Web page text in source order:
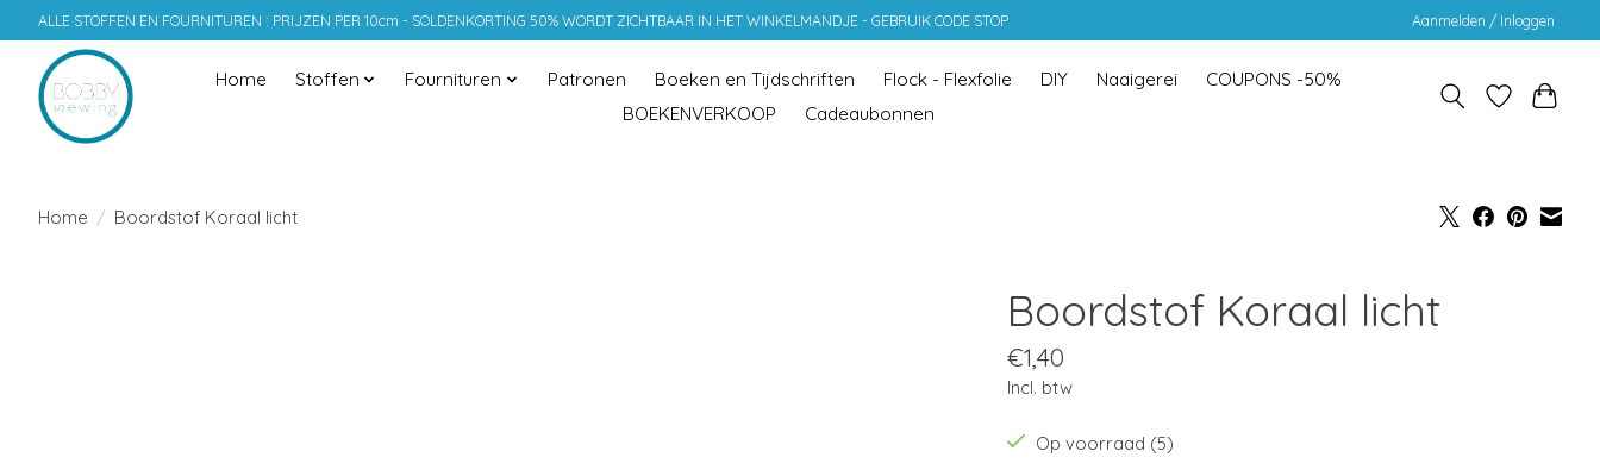
ALLE STOFFEN EN FOURNITUREN : PRIJZEN PER 10cm - SOLDENKORTING 50% WORDT ZICHTBAAR IN HET WINKELMANDJE - GEBRUIK CODE STOP Aanmelden / Inloggen
Home Stoffen Fournituren Patronen Boeken en Tijdschriften Flock - Flexfolie DIY Naaigerei
COUPONS -50%
BOEKENVERKOOP
Cadeaubonnen
Home / Boordstof Koraal licht
Boordstof Koraal licht
€1,40
Incl. btw
Op voorraad (5)